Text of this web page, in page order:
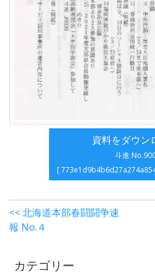
資料をダウン
斗進
[
<< 北海道本部春闘闘争速
報 No.４
カテゴリー